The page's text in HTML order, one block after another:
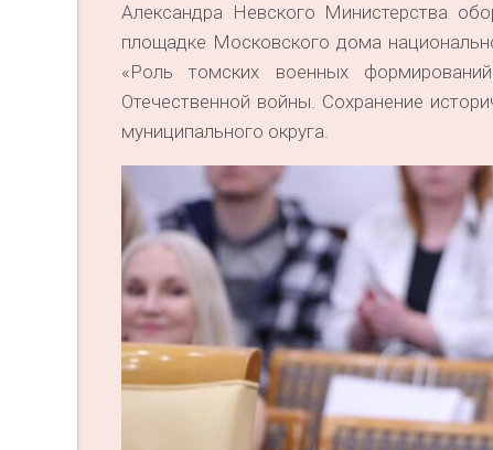
Александра Невского Министерства
площадке Московского дома
«Роль томских военных
Отечественной войны. Сохранение
муниципального округа.